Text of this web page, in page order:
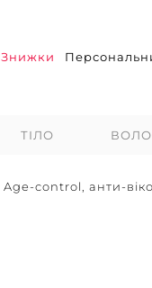
Знижки
ТІЛО
Age-control, анти-